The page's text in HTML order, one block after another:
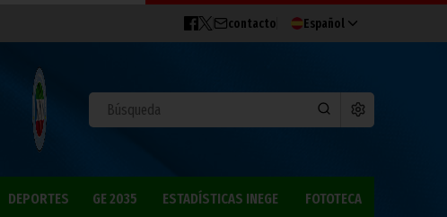
contacto Español
DEPORTES GE 2035 ESTADÍSTICAS INEGE FOTOTECA